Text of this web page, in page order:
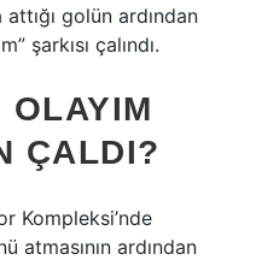
golün ardından
şarkısı çalındı.
ÇALDI?
Kompleksi’nde
atmasının ardından